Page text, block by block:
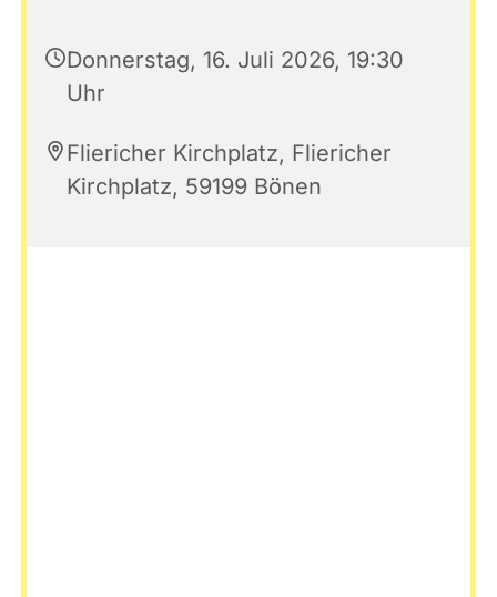
Donnerstag, 16. Juli 2026, 19:30
Uhr
Fliericher Kirchplatz, Fliericher
Kirchplatz, 59199 Bönen